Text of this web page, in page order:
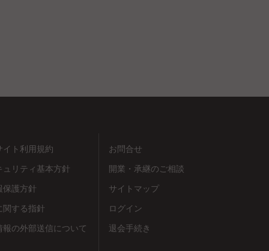
イト利用規約
ュリティ基本方針
保護方針
関する指針
報の外部送信について
お問合せ
開業・承継のご相談
サイトマップ
ログイン
退会手続き